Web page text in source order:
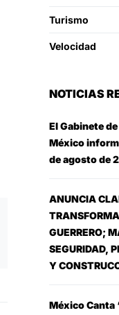
Turismo
Velocidad
NOTICIAS
El Gabinete
México
de agosto de
ANUNCIA
GUERRERO;
SEGURIDAD,
Y
México Canta